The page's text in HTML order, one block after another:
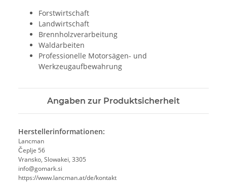
Forstwirtschaft
Landwirtschaft
Brennholzverarbeitung
Waldarbeiten
Professionelle Motorsägen- und
Werkzeugaufbewahrung
Angaben zur Produktsicherheit
Herstellerinformationen:
Lancman
Čeplje 56
Vransko, Slowakei, 3305
info@gomark.si
https://www.lancman.at/de/kontakt